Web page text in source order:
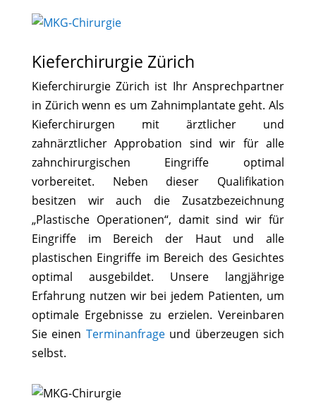
Kieferchirurgie Zürich
Kieferchirurgie Zürich ist Ihr Ansprechpartner
in Zürich wenn es um Zahnimplantate geht. Als
Kieferchirurgen mit ärztlicher und
zahnärztlicher Approbation sind wir für alle
zahnchirurgischen Eingriffe optimal
vorbereitet. Neben dieser Qualifikation
besitzen wir auch die Zusatzbezeichnung
„Plastische Operationen“, damit sind wir für
Eingriffe im Bereich der Haut und alle
plastischen Eingriffe im Bereich des Gesichtes
optimal ausgebildet. Unsere langjährige
Erfahrung nutzen wir bei jedem Patienten, um
optimale Ergebnisse zu erzielen. Vereinbaren
Sie einen Terminanfrageund überzeugen sich
selbst.